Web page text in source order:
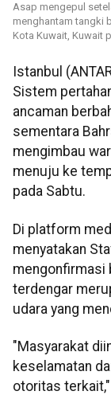
Asap mengepul
menghantam tangki
Kota Kuwait, Kuwait
Istanbul
Sistem
ancaman
sementara
mengimbau
menuju ke
pada Sabtu.
Di platform
menyatakan
mengonfirmasi
terdengar
udara yang
"Masyarakat
keselamatan
otoritas